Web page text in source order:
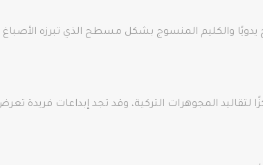
يدويًا والكليم المنسوج بشكل مسطح الذي تبرزه
لتقاليد المجوهرات التركية، وقد تجد إبداعات فريدة